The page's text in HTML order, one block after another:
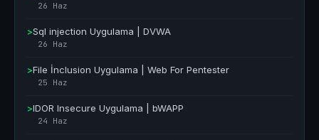
26 Haz
>Sql injection Uygulama | DVWA
26 Haz
>File İnclusion Uygulama | Web For Pentester
25 Haz
>IDOR Insecure Uygulama | bWAPP
24 Haz